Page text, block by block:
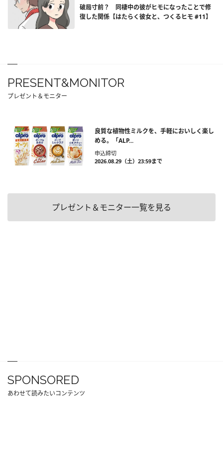
破局寸前？ 同棲中の彼がヒモになったことで修
復した関係【はたらく彼女と、つくるヒモ #11】
PRESENT&MONITOR
プレゼント＆モニター
良質な植物性ミルクを、手軽においしく楽し
める。「ALP...
申込締切
2026.08.29（土）23:59まで
プレゼント＆モニター一覧を見る
SPONSORED
あわせて読みたいコンテンツ